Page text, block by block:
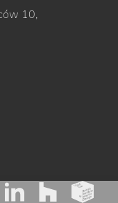
10,